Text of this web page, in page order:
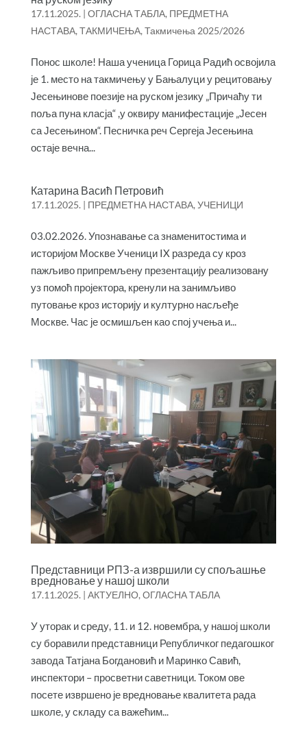
17.11.2025. | ОГЛАСНА ТАБЛА, ПРЕДМЕТНА
НАСТАВА, ТАКМИЧЕЊА, Такмичења 2025/2026
Понос школе! Наша ученица Горица Радић освојила
је 1. место на такмичењу у Бањалуци у рецитовању
Јесењинове поезије на руском језику „Причаћу ти
поља пуна класја“ ,у оквиру манифестације „Јесен
са Јесењином“. Песничка реч Сергеја Јесењина
остаје вечна...
Катарина Васић Петровић
17.11.2025. | ПРЕДМЕТНА НАСТАВА, УЧЕНИЦИ
03.02.2026. Упознавање са знаменитостима и
историјом Москве Ученици IX разреда су кроз
пажљиво припремљену презентацију реализовану
уз помоћ пројектора, кренули на занимљиво
путовање кроз историју и културно насљеђе
Москве. Час је осмишљен као спој учења и...
Представници РПЗ-а извршили су спољашње
вредновање у нашој школи
17.11.2025. | АКТУЕЛНО, ОГЛАСНА ТАБЛА
У уторак и среду, 11. и 12. новембра, у нашој школи
су боравили представници Републичког педагошког
завода Татјана Богдановић и Маринко Савић,
инспектори – просветни саветници. Током ове
посете извршено је вредновање квалитета рада
школе, у складу са важећим...